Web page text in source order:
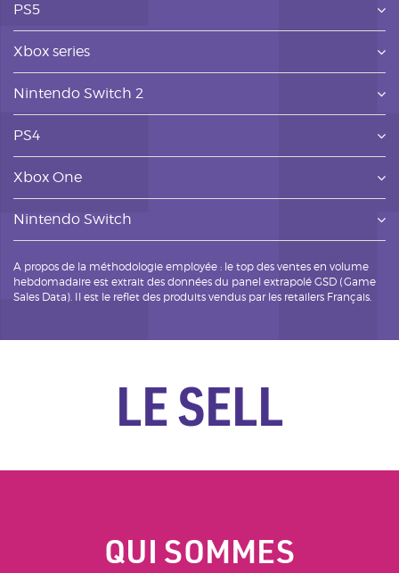
PS5
Xbox series
Nintendo Switch 2
PS4
Xbox One
Nintendo Switch
A propos de la méthodologie employée : le top des ventes en volume
hebdomadaire est extrait des données du panel extrapolé GSD (Game
Sales Data). Il est le reflet des produits vendus par les retailers Français.
LE SELL
QUI SOMMES